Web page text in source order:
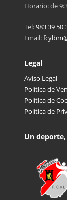
Horario: de
Tel:983 39 50
Email:
Legal
Aviso Legal
Política de
Política de
Política de
Un